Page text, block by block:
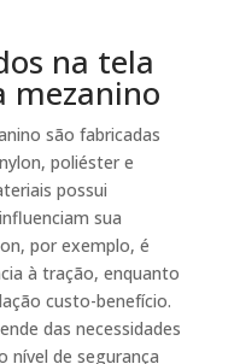
na tela
mezanino
são fabricadas
poliéster e
possui
sua
por exemplo, é
à tração, enquanto
custo-benefício.
das necessidades
nível de segurança